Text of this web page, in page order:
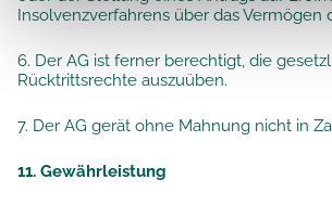
Insolvenzverfahrens über das Vermögen
6. Der AG ist ferner berechtigt, die
Rücktrittsrechte auszuüben.
7. Der AG gerät ohne Mahnung nicht in
11. Gewährleistung